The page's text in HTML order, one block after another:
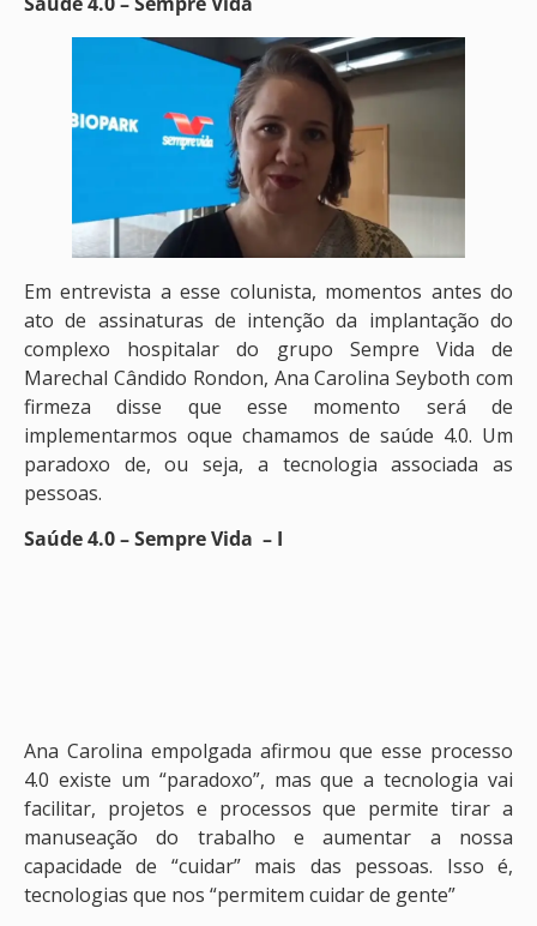
Em entrevista a esse colunista, momentos antes do
ato de assinaturas de intenção da implantação do
complexo hospitalar do grupo Sempre Vida de
Marechal Cândido Rondon, Ana Carolina Seyboth com
firmeza disse que esse momento será de
implementarmos oque chamamos de saúde 4.0. Um
paradoxo de, ou seja, a tecnologia associada as
pessoas.
Saúde 4.0 – Sempre Vida – I
Ana Carolina empolgada afirmou que esse processo
4.0 existe um “paradoxo”, mas que a tecnologia vai
facilitar, projetos e processos que permite tirar a
manuseação do trabalho e aumentar a nossa
capacidade de “cuidar” mais das pessoas. Isso é,
tecnologias que nos “permitem cuidar de gente”